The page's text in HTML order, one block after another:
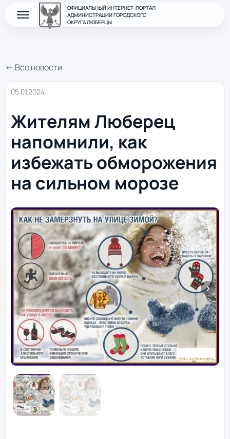
ОФИЦИАЛЬНЫЙ ИНТЕРНЕТ-ПОРТАЛ
АДМИНИСТРАЦИИ ГОРОДСКОГО
ОКРУГА ЛЮБЕРЦЫ
← Все новости
05.01.2024
Жителям Люберец
напомнили, как
избежать обморожения
на сильном морозе